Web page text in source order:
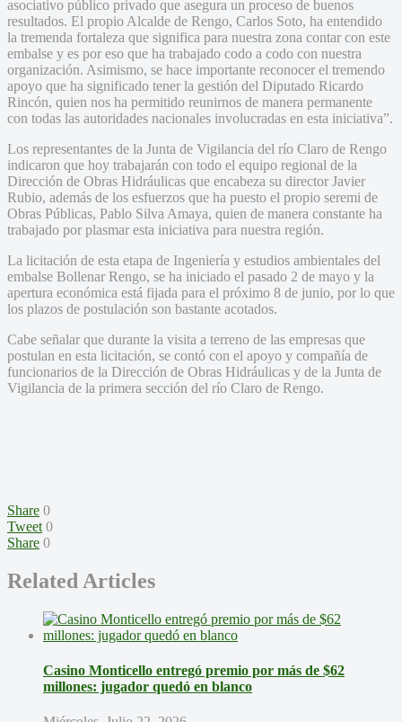
asociativo público privado que asegura un proceso de buenos
resultados. El propio Alcalde de Rengo, Carlos Soto, ha entendido
la tremenda fortaleza que significa para nuestra zona contar con este
embalse y es por eso que ha trabajado codo a codo con nuestra
organización. Asimismo, se hace importante reconocer el tremendo
apoyo que ha significado tener la gestión del Diputado Ricardo
Rincón, quien nos ha permitido reunirnos de manera permanente
con todas las autoridades nacionales involucradas en esta iniciativa”.
Los representantes de la Junta de Vigilancia del río Claro de Rengo
indicaron que hoy trabajarán con todo el equipo regional de la
Dirección de Obras Hidráulicas que encabeza su director Javier
Rubio, además de los esfuerzos que ha puesto el propio seremi de
Obras Públicas, Pablo Silva Amaya, quien de manera constante ha
trabajado por plasmar esta iniciativa para nuestra región.
La licitación de esta etapa de Ingeniería y estudios ambientales del
embalse Bollenar Rengo, se ha iniciado el pasado 2 de mayo y la
apertura económica está fijada para el próximo 8 de junio, por lo que
los plazos de postulación son bastante acotados.
Cabe señalar que durante la visita a terreno de las empresas que
postulan en esta licitación, se contó con el apoyo y compañía de
funcionarios de la Dirección de Obras Hidráulicas y de la Junta de
Vigilancia de la primera sección del río Claro de Rengo.
Share 0
Tweet 0
Share 0
Related Articles
Casino Monticello entregó premio por más de $62
millones: jugador quedó en blanco